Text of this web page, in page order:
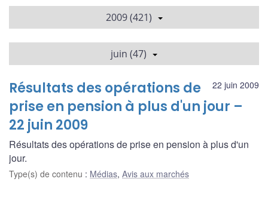
2009 (421)
juin (47)
22 juin 2009
Résultats des opérations de
prise en pension à plus d'un jour –
22 juin 2009
Résultats des opérations de prise en pension à plus d'un
jour.
Type(s) de contenu : Médias, Avis aux marchés